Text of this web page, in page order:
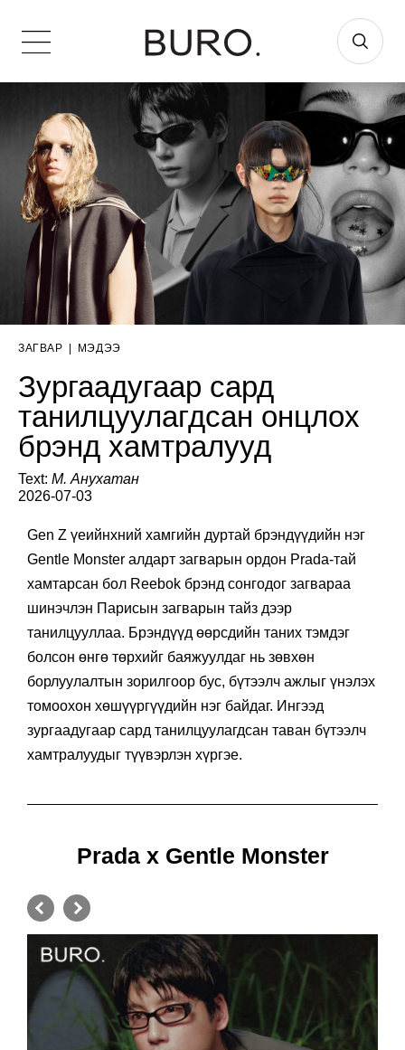
ЗАГВАР МЭДЭЭ
Зургаадугаар сард
танилцуулагдсан онцлох
брэнд хамтралууд
Text: М. Анухатан
2026-07-03
Gen Z үеийнхний хамгийн дуртай брэндүүдийн нэг
Gentle Monster алдарт загварын ордон Prada-тай
хамтарсан бол Reebok брэнд сонгодог загвараа
шинэчлэн Парисын загварын тайз дээр
танилцууллаа. Брэндүүд өөрсдийн таних тэмдэг
болсон өнгө төрхийг баяжуулдаг нь зөвхөн
борлуулалтын зорилгоор бус, бүтээлч ажлыг үнэлэх
томоохон хөшүүргүүдийн нэг байдаг. Ингээд
зургаадугаар сард танилцуулагдсан таван бүтээлч
хамтралуудыг түүвэрлэн хүргэе.
Prada x Gentle Monster